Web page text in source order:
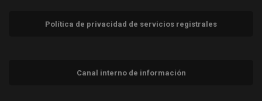
Política de privacidad de servicios registrales
Canal interno de información